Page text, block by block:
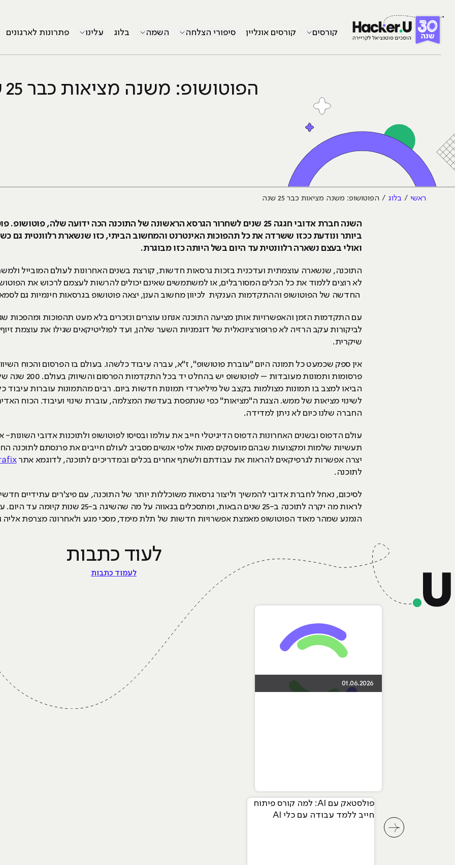
קורסים קורסים אונליין סיפורי הצלחה השמה בלוג עלינו פתרונות לארגונים
הפוטושופ: משנה מציאות כבר 25 שנה
ראשי בלוג הפוטושופ: משנה מציאות כבר 25 שנה
השנה חברת אדובי חגגה 25 שנים לשחרור הגרסא הראשונה של התוכנה הכה ידועה שלה,
ביותר ונודעת ככזו ששרדה את כל תהפוכות האינטרנט והמחשוב הביתי, כזו שנשארת רלוונטית גם
ואולי בעצם נשארה רלוונטית עד היום בשל היותה כזו מבוגרת.
התוכנה, שנשארה עוצמתית ועדכנית בזכות גרסאות חדשות, קורצת בשנים האחרונות לעולם המובייל
החדשה של הפוטושופ וההתקדמות הענקית לכיוון מחשוב הענן, יצאה פוטושופ בגרסאות חינמיות גם
עם התקדמות הזמן והאפשרויות אותן מציעה התוכנה אנחנו עוצרים ונזכרים בלא מעט תהפוכות ומהפכות
לביקורות עקב הרזיה לא פרופורציונאלית של דוגמניות השער שלהן, ועד לפוליטיקאים שגילו את עוצמת
שיקרית.
אין ספק שכמעט כל תמונה היום "עוברת פוטושופ", ז"א, עברה עיבוד כלשהו. בעולם בו הפרסום והכוח
הביאו למצב בו תמונות מצולמות בקצב של מיליארדי תמונות חדשות ביום. רבים מהתמונות עוברות עיבוד
לשינוי מציאות של ממש. הצגת ה"מציאות" כפי שנתפסת בעדשת המצלמה, עוברת שינוי ועיבוד. הכוח
החברה שלנו כיום לא ניתן למדידה.
עולם הדפוס ובשנים האחרונות הדפוס הדיגיטלי חייב את עולמו ובסיסו לפוטושופ ולתוכנות אדובי השונות-
תעשיות שלמות ומקצועות שבהם מועסקים מאות אלפי אנשים מסביב לעולם חייבים את פרנסתם לתוכנה
יצרה אפשרות לגרפיקאים להראות את עבודתם ולשתף אחרים בכלים ובמדריכים לתוכנה, לדוגמא אתר
לתוכנה.
לסיכום, נאחל לחברת אדובי להמשיך וליצור גרסאות משוכללות יותר של התוכנה, עם פיצ'רים עתידיים
לראות מה יקרה לתוכנה ב-25 שנים הבאות, ומתסכלים
הנמנע שמהר מאוד הפוטושופ מאמצת אפשרויות חדשות של תלת מימד, מסכי מגע ולאחרונה מצרפת אליה
לעוד כתבות
לעמוד כתבות
01.06.2026
פולסטאק עם AI: למה קורס פיתוח
חייב ללמד עבודה עם כלי AI
לחץ לשיקופית קודמת בסליידר מאמרים